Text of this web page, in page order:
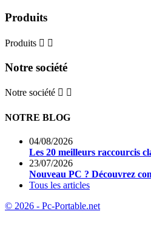
Produits
Produits  
Notre société
Notre société  
NOTRE BLOG
04/08/2026
Les 20 meilleurs raccourcis
23/07/2026
Nouveau PC ? Découvrez
Tous les articles
© 2026 - Pc-Portable.net